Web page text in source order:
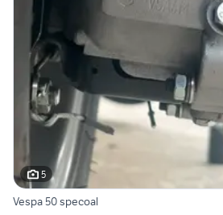
5
Vespa 50 specoal